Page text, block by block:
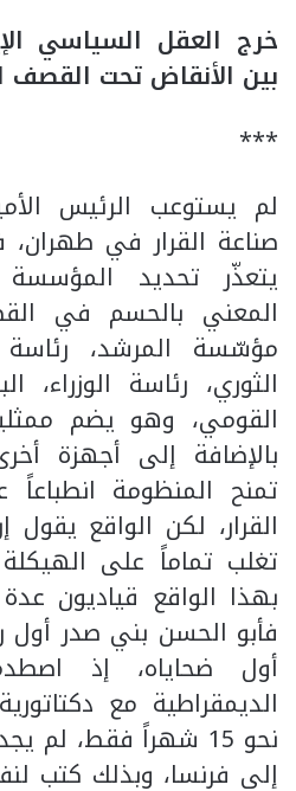
خرج العقل السياسي
بين الأنقاض تحت القصف
***
لم يستوعب الرئيس
صناعة القرار في
يتعذّر تحديد
المعني بالحسم في
مؤسّسة المرشد، رئاسة
الثوري، رئاسة الوزراء،
القومي، وهو يضم
بالإضافة إلى أجهزة
تمنح المنظومة
القرار، لكن الواقع
تغلب تماماً على
بهذا الواقع قياديون
فأبو الحسن بني صدر أول
أول ضحاياه، إذ
الديمقراطية مع
نحو 15 شهراً فقط، لم
إلى فرنسا، وبذلك كتب